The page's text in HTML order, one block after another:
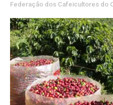
Federação dos Cafeicultores do